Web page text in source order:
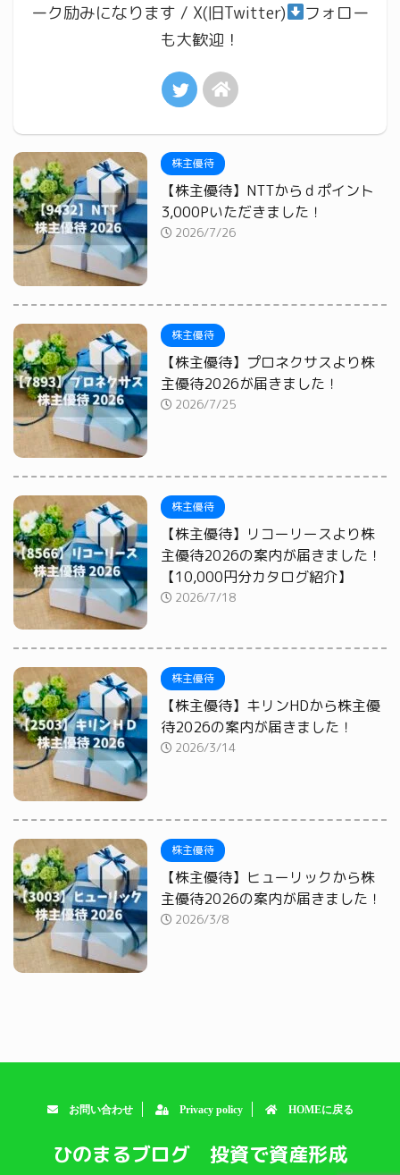
ーク励みになります / X(旧Twitter)
フォロー
も大歓迎！
株主優待
【株主優待】NTTからｄポイント
3,000Pいただきました！
2026/7/26
株主優待
【株主優待】プロネクサスより株
主優待2026が届きました！
2026/7/25
株主優待
【株主優待】リコーリースより株
主優待2026の案内が届きました！
【10,000円分カタログ紹介】
2026/7/18
株主優待
【株主優待】キリンHDから株主優
待2026の案内が届きました！
2026/3/14
株主優待
【株主優待】ヒューリックから株
主優待2026の案内が届きました！
2026/3/8
お問い合わせ Privacy policy HOMEに戻る
ひのまるブログ 投資で資産形成